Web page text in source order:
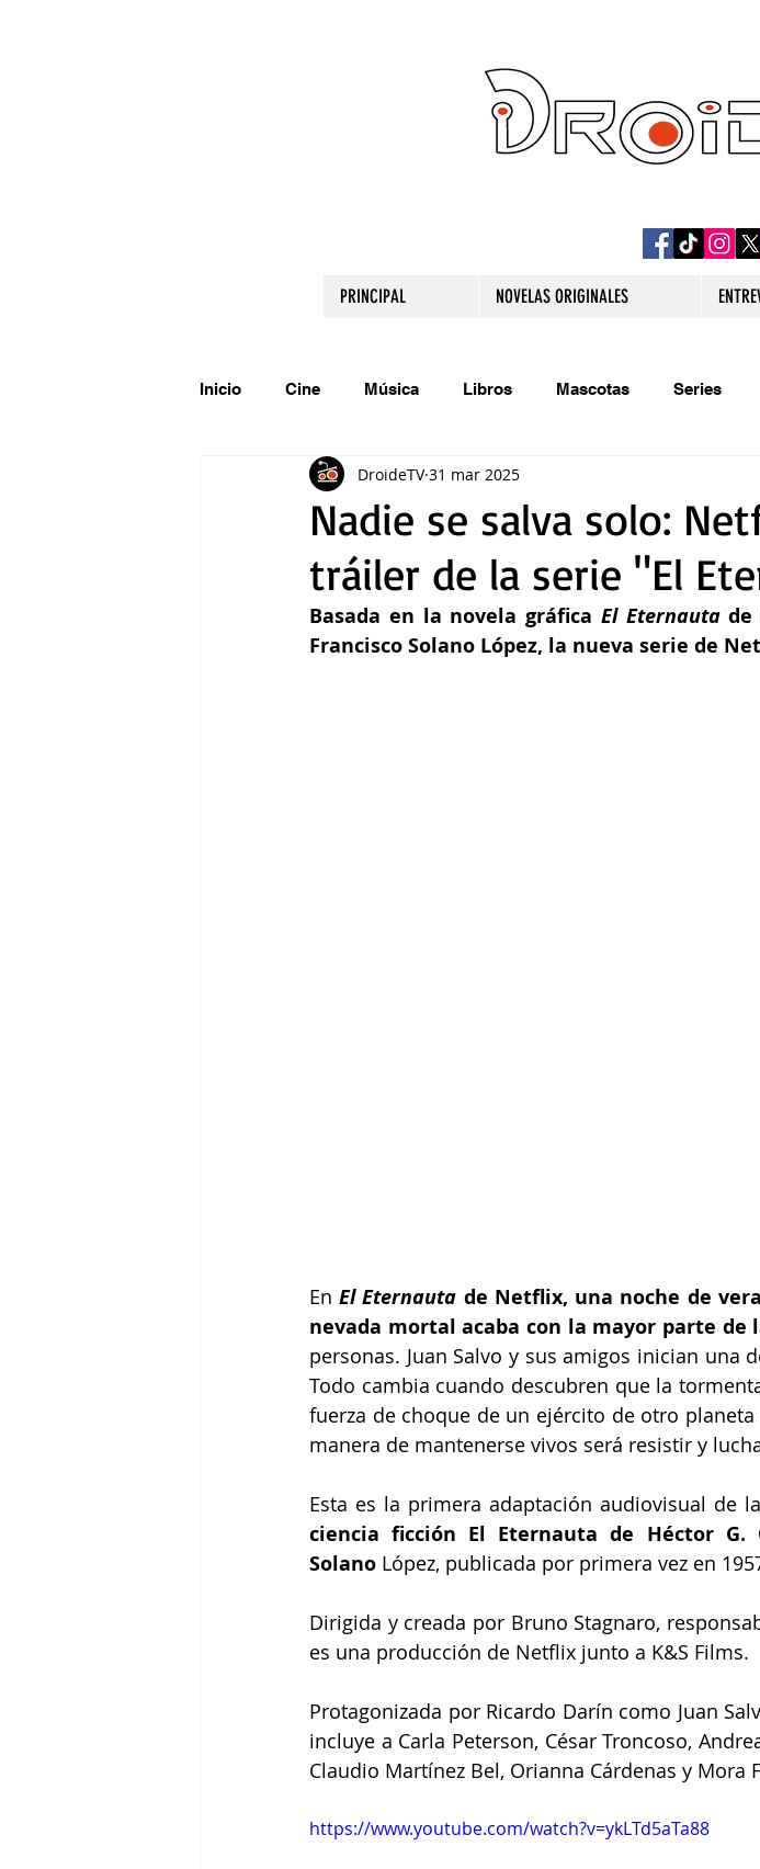
PRINCIPAL NOVELAS ORIGINALES
Inicio Cine Música Libros Mascotas Series
Comparte tu talento Relatos originales
Gastronomía Tecnología
Nadie se salva solo:
tráiler de la serie "El
DroideTV 31 mar 2025
Basada en la novela gráfica El Eternauta de
Francisco Solano López, la nueva serie de
En El Eternauta de Netflix, una noche de
nevada mortal acaba con la mayor parte de
personas. Juan Salvo y sus amigos inician una
Todo cambia cuando descubren que la
fuerza de choque de un ejército de otro
manera de mantenerse vivos será resistir y
Esta es la primera adaptación audiovisual de
ciencia ficción El Eternauta de Héctor G.
Solano López, publicada por primera vez en
Dirigida y creada por Bruno Stagnaro,
es una producción de Netflix junto a K&S Films.
Protagonizada por Ricardo Darín como Juan
incluye a Carla Peterson, César Troncoso,
Claudio Martínez Bel, Orianna Cárdenas y Mora
https://www.youtube.com/watch?v=ykLTd5aTa88